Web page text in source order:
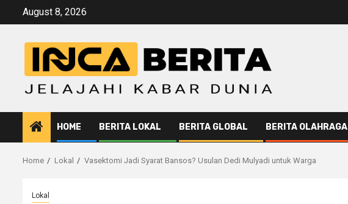
August 8, 2026
HOME BERITA LOKAL BERITA GLOBAL BERITA OLAHRAGA
Home Lokal Vasektomi Jadi Syarat Bansos? Usulan Dedi Mulyadi untuk Warga
Lokal